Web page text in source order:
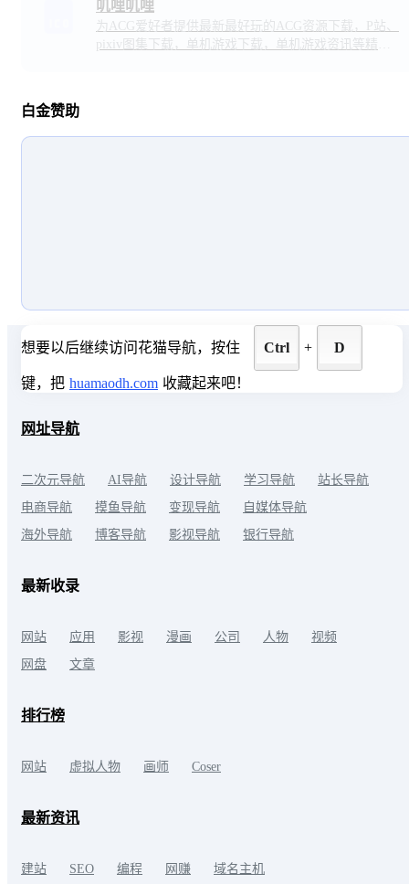
叽哩叽哩
为ACG爱好者提供最新最好玩的ACG资源下载，P站、
pixiv图集下载，单机游戏下载，单机游戏资讯等精彩
白金赞助
想要以后继续访问花猫导航，按住 Ctrl + D
键，把 huamaodh.com 收藏起来吧！
网址导航
二次元导航 AI导航 设计导航 学习导航
站长导航
电商导航
摸鱼导航 变现导航
自媒体导航
海外导航
博客导航 影视导航 银行导航
最新收录
网站 应用 影视 漫画 公司 人物
视频
网盘
文章
排行榜
网站 虚拟人物 画师 Coser
最新资讯
建站 SEO 编程 网赚 域名主机